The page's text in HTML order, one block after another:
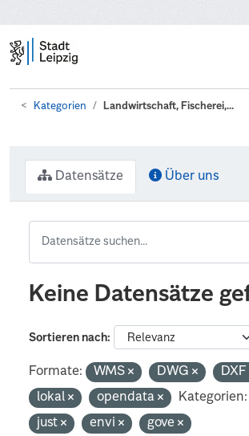
Kategorien Landwirtschaft, Fischerei,...
Datensätze Über uns
Keine Datensätze
Sortieren nach
Formate: WMS DWG
lokal
opendata Kategorien:
just
envi gove